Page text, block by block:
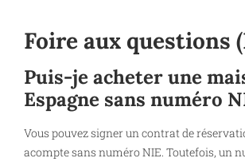
Foire aux questions
Puis-je acheter une
Espagne sans numéro
Vous pouvez signer un contrat de
acompte sans numéro NIE. Toutefois, un